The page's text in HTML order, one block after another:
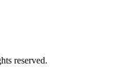
reserved.